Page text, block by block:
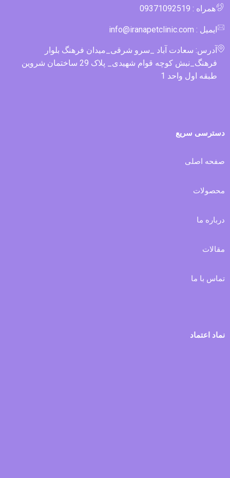
همراه : 09371092519
ایمیل : info@iranapetclinic.com
آدرس: سعادت آباد _سرو شرقی_میدان فرهنگ بلوار
فرهنگ_نبش کوچه قوام شهیدی_ پلاک 29 ساختمان شروین
طبقه اول واحد 1
دسترسی سریع
صفحه اصلی
محصولات
درباره ما
مقالات
تماس با ما
نماد اعتماد